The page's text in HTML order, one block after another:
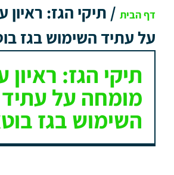
דף הבית / תיקי הגז:
על עתיד השימוש בגז
תיקי הגז: ראיון
מומחה על עתיד
השימוש בגז